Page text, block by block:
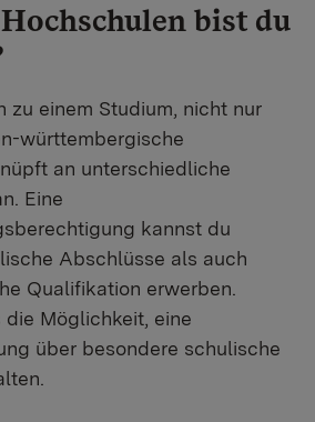
bist du
zu einem Studium, nicht nur
württembergische
an unterschiedliche
Eine
kannst du
Abschlüsse als auch
Qualifikation erwerben.
Möglichkeit, eine
über besondere schulische